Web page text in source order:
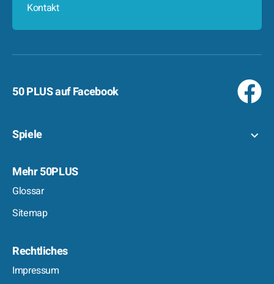
Kontakt
50 PLUS auf Facebook
Spiele
Mehr 50PLUS
Glossar
Sitemap
Rechtliches
Impressum